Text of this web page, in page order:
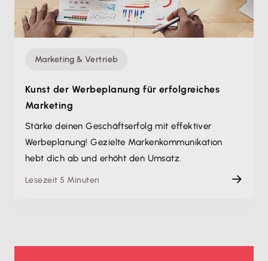
Marketing & Vertrieb
Kunst der Werbeplanung für erfolgreiches
Marketing
Stärke deinen Geschäftserfolg mit effektiver
Werbeplanung! Gezielte Markenkommunikation
hebt dich ab und erhöht den Umsatz.
Lesezeit 5 Minuten